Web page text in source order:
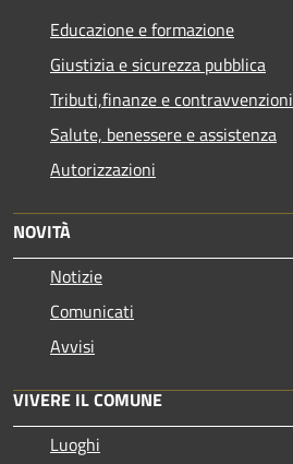
Educazione e formazione
Giustizia e sicurezza pubblica
Tributi,finanze e contravvenzioni
Salute, benessere e assistenza
Autorizzazioni
NOVITÀ
Notizie
Comunicati
Avvisi
VIVERE IL COMUNE
Luoghi